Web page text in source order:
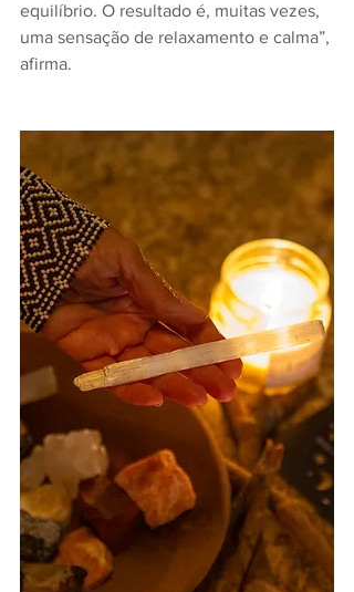
equilíbrio. O resultado é, muitas vezes,
uma sensação de relaxamento e calma”,
afirma.